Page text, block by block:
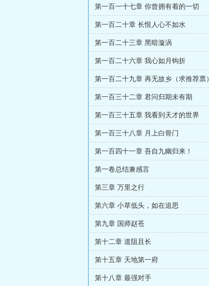
第一百一十七章 你曾拥有着的一切
第一百二十章 长恨人心不如水
第一百二十三章 黑暗漩涡
第一百二十六章 我心如月钩折
第一百二十九章 再无故乡（求推荐票）
第一百三十二章 君问归期未有期
第一百三十五章 我看到天才的世界
第一百三十八章 月上白骨门
第一百四十一章 吾自九幽归来！
第一卷总结兼感言
第三章 万里之行
第六章 小草低头，如在追思
第九章 国师赵苍
第十二章 道阻且长
第十五章 天地第一府
第十八章 最强对手